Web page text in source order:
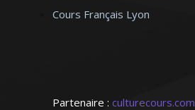
Cours Français Lyon
Partenaire : culturecours.com